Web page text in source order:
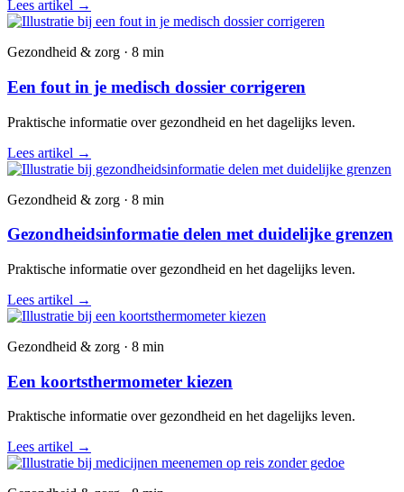
Lees artikel →
Gezondheid & zorg · 8 min
Een fout in je medisch dossier corrigeren
Praktische informatie over gezondheid en het dagelijks leven.
Lees artikel →
Gezondheid & zorg · 8 min
Gezondheidsinformatie delen met duidelijke grenzen
Praktische informatie over gezondheid en het dagelijks leven.
Lees artikel →
Gezondheid & zorg · 8 min
Een koortsthermometer kiezen
Praktische informatie over gezondheid en het dagelijks leven.
Lees artikel →